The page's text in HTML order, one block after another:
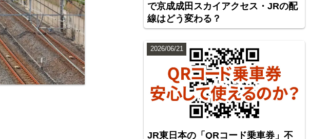
で京成成田スカイアクセス・JRの配
線はどう変わる？
JR東日本の「QRコード乗車券」不
2026/06/21